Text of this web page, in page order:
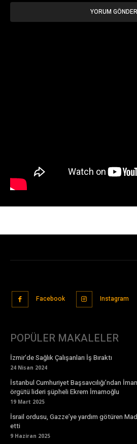
Facebook Instagram
POPÜLER MAKALELER
İzmir’de Sağlık Çalışanları İş Bıraktı
24 Nisan 2024
İstanbul Cumhuriyet Başsavcılığı’ndan
örgütü lideri şüpheli Ekrem İmamoğlu
19 Mart 2025
İsrail ordusu, Gazze’ye yardım götüren
etti
9 Haziran 2025